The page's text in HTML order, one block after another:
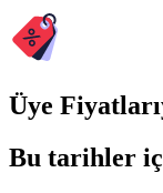
Üye
Bu tarihler